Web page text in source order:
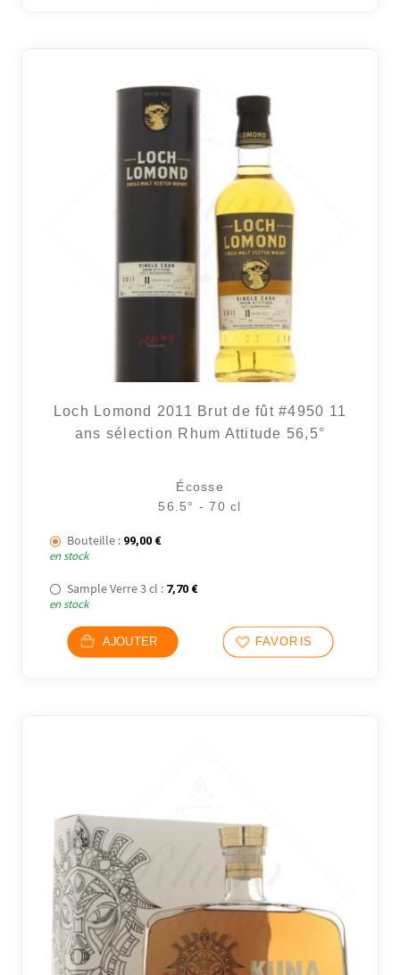
Loch Lomond 2011 Brut de fût #4950 11
ans sélection Rhum Attitude 56,5°
Écosse
56.5° - 70 cl
Bouteille : 99,00 €
en stock
Sample Verre 3 cl : 7,70 €
en stock
AJOUTER FAVORIS